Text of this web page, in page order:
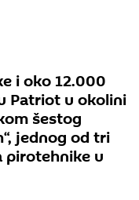
i oko 12.000
Patriot u okolini
šestog
jednog od tri
pirotehnike u